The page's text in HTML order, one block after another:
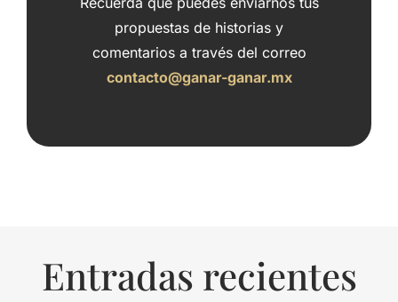
propuestas de historias y
comentarios a través del correo
contacto@ganar-ganar.mx
Entradas recientes